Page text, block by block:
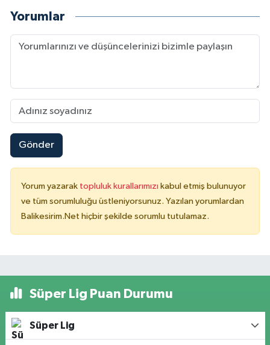
Yorumlar
Gönder
Yorum yazarak topluluk kurallarımızı kabul etmiş bulunuyor
ve tüm sorumluluğu üstleniyorsunuz. Yazılan yorumlardan
Balikesirim.Net hiçbir şekilde sorumlu tutulamaz.
Süper Lig Puan Durumu
Süper Lig